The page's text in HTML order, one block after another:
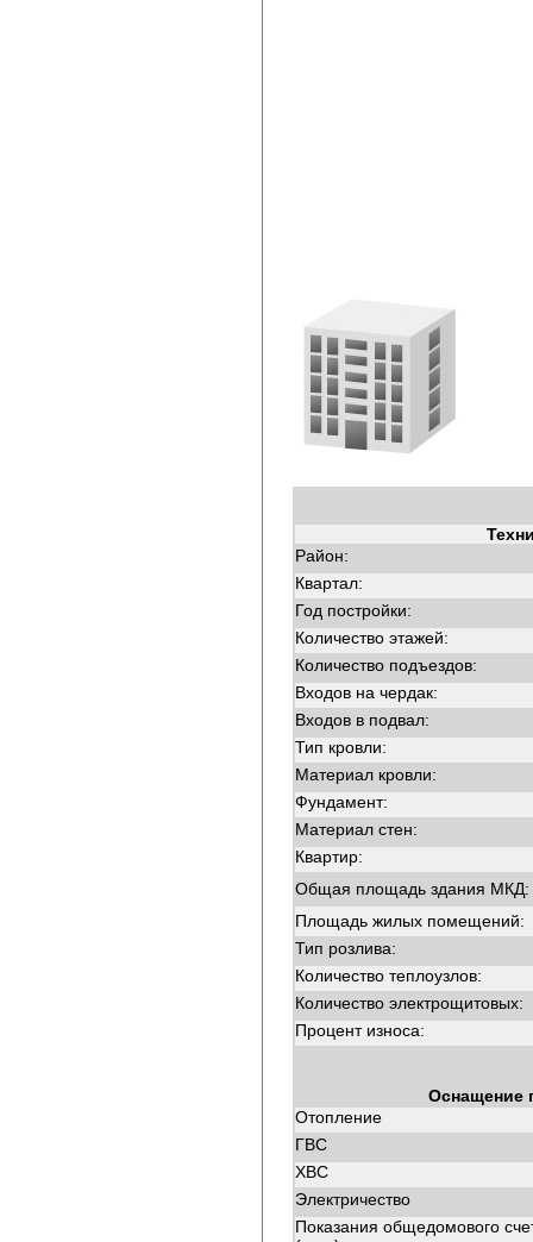
Район:
Квартал:
Год постройки:
Количество этажей:
Количество подъездов:
Входов на чердак:
Входов в подвал:
Тип кровли:
Материал кровли:
Фундамент:
Материал стен:
Квартир:
Общая площадь здания МКД:
Площадь жилых помещений:
Тип розлива:
Количество теплоузлов:
Количество электрощитовых:
Процент износа:
Оснащение
Отопление
ГВС
ХВС
Электричество
Показания общедомового